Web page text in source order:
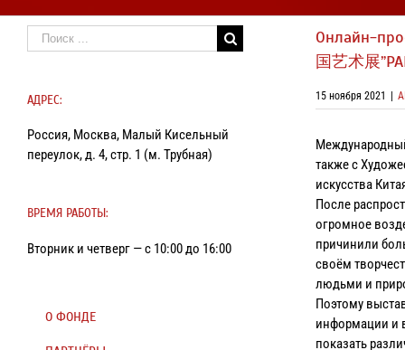
Онлайн-
国艺术展
15 ноября 2021
также с
искусства
После
огромное
причинили
своём
людьми и
Поэтому
информации и
показать
Результат
поиска:
АДРЕС:
Россия, Москва, Малый Кисельный
переулок, д. 4, стр. 1 (м. Трубная)
ВРЕМЯ РАБОТЫ:
Вторник и четверг — с 10:00 до 16:00
О ФОНДЕ